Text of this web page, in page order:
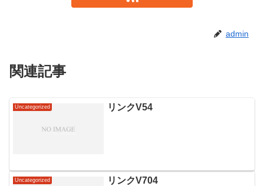
admin
関連記事
Uncategorized リンクV54
Uncategorized リンクV704